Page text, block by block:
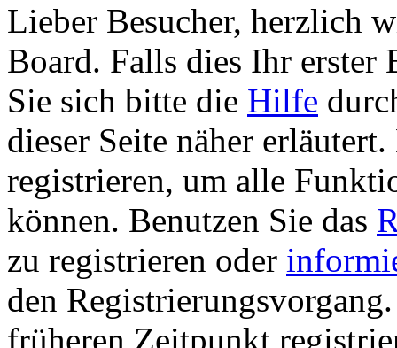
Lieber Besucher, herzlich
Board. Falls dies Ihr erster
Sie sich bitte die Hilfe
dieser Seite näher
registrieren, um alle
können. Benutzen Sie das
zu registrieren oder
den
früheren Zeitpunkt